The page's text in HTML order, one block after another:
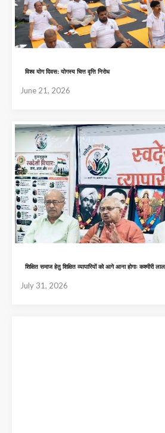
विश्व योग दिवस: योगस्य चित्त वृत्ति निरोध
June 21, 2026
शिक्षित समाज हेतु शिक्षित व्यापारियों को आगे आना होगाः कश्मीरी लाल
July 31, 2026